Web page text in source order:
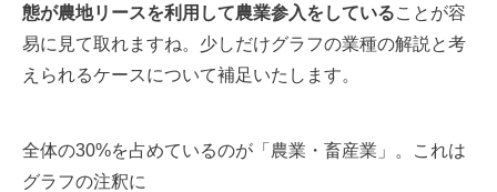
態が農地リースを利用して農業参入をしていることが容
易に見て取れますね。少しだけグラフの業種の解説と考
えられるケースについて補足いたします。
全体の30%を占めているのが「農業・畜産業」。これは
グラフの注釈に